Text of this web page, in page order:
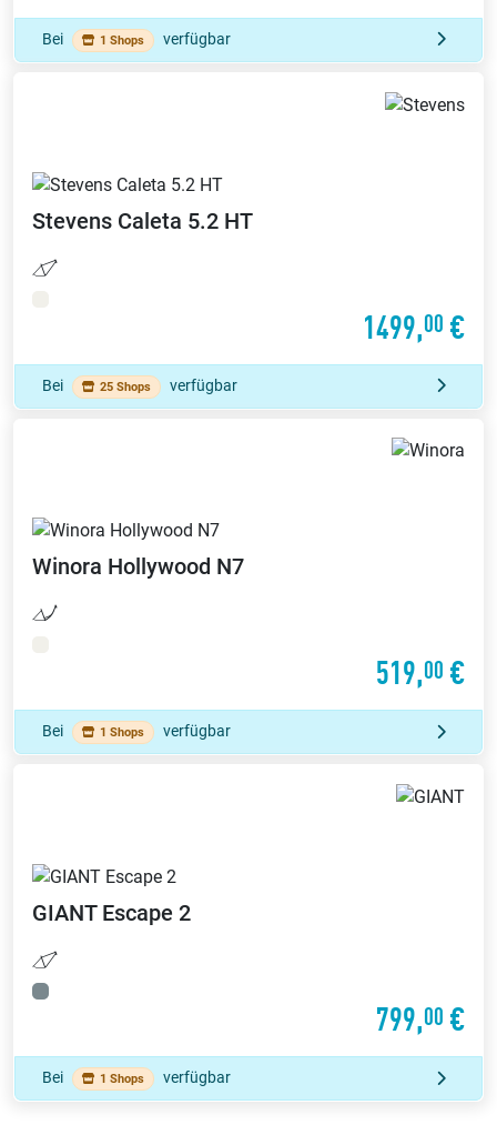
Bei 1 Shops verfügbar
Stevens Caleta 5.2 HT
1499,00 €
Bei 25 Shops verfügbar
Winora Hollywood N7
519,00 €
Bei 1 Shops verfügbar
GIANT Escape 2
799,00 €
Bei 1 Shops verfügbar